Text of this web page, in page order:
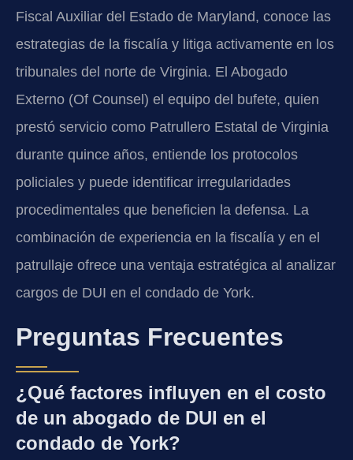
Fiscal Auxiliar del Estado de Maryland, conoce las
estrategias de la fiscalía y litiga activamente en los
tribunales del norte de Virginia. El Abogado
Externo (Of Counsel) el equipo del bufete, quien
prestó servicio como Patrullero Estatal de Virginia
durante quince años, entiende los protocolos
policiales y puede identificar irregularidades
procedimentales que beneficien la defensa. La
combinación de experiencia en la fiscalía y en el
patrullaje ofrece una ventaja estratégica al analizar
cargos de DUI en el condado de York.
Preguntas Frecuentes
¿Qué factores influyen en el costo
de un abogado de DUI en el
condado de York?